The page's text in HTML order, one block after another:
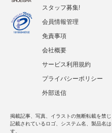
スタッフ募集!
会員情報管理
免責事項
会社概要
サービス利用規約
プライバシーポリシー
外部送信
掲載記事、写真、イラストの無断転載を禁じ
記載されているロゴ、システム名、製品名
す。